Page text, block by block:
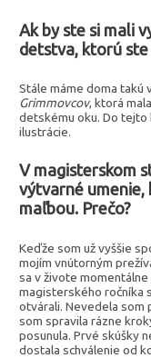
Ak by ste si mali
detstva, ktorú
Stále máme doma takú
Grimmovcov, ktorá
detskému oku. Do tejto
ilustrácie.
V magisterskom
výtvarné umenie,
maľbou. Prečo?
Keďže som už vyššie
mojím vnútorným
sa v živote
magisterského ročníka
otvárali. Nevedela som
som spravila rázne
posunula. Prvé skúšky
dostala schválenie od